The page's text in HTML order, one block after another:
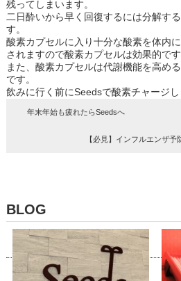
残ってしまいます。
二日酔いから早く回復するには分解す
す。
酸素カプセルに入り十分な酸素を体内
されますので酸素カプセルは効果的です
また、酸素カプセルは代謝機能を高め
です。
飲みに行く前にSeedsで酸素チャージし
年末年始も疲れたらSeedsへ
【必見】インフルエンザ
BLOG